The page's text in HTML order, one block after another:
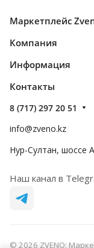
Маркетплейс
Компания
Информация
Контакты
8 (717) 297 20 51
info@zveno.kz
Нур-Султан, шоссе
Наш канал в
© 2026 ZVENO: